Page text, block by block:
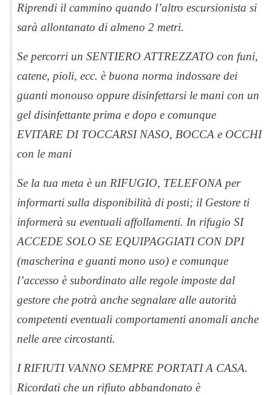
Riprendi il cammino quando l’altro escursionista si
sarà allontanato di almeno 2 metri.
Se percorri un SENTIERO ATTREZZATO con funi,
catene, pioli, ecc. è buona norma indossare dei
guanti monouso oppure disinfettarsi le mani con un
gel disinfettante prima e dopo e comunque
EVITARE DI TOCCARSI NASO, BOCCA e OCCHI
con le mani
Se la tua meta è un RIFUGIO, TELEFONA per
informarti sulla disponibilità di posti; il Gestore ti
informerà su eventuali affollamenti. In rifugio SI
ACCEDE SOLO SE EQUIPAGGIATI CON DPI
(mascherina e guanti mono uso) e comunque
l’accesso è subordinato alle regole imposte dal
gestore che potrà anche segnalare alle autorità
competenti eventuali comportamenti anomali anche
nelle aree circostanti.
I RIFIUTI VANNO SEMPRE PORTATI A CASA.
Ricordati che un rifiuto abbandonato è